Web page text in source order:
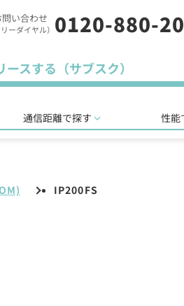
問い合わせ
リーダイヤル） 0120-880-
ースする（サブスク）
通信距離で探す 性能
IP200FS